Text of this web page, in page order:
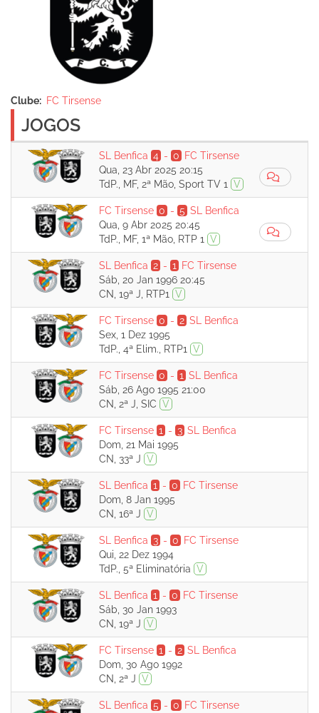
Clube FC Tirsense
JOGOS
SL Benfica 4 - 0
FC Tirsense
Qua, 23 Abr 2025 20:15
TdP., MF, 2ª Mão, Sport TV 1
V
FC Tirsense 0 - 5 SL Benfica
Qua, 9 Abr 2025 20:45
TdP., MF, 1ª Mão, RTP 1
V
SL Benfica 2 - 1
FC Tirsense
Sáb, 20 Jan 1996 20:45
CN, 19ª J, RTP1
V
FC Tirsense 0 - 2 SL Benfica
Sex, 1 Dez 1995
TdP., 4ª Elim., RTP1
V
FC Tirsense 0 - 1 SL Benfica
Sáb, 26 Ago 1995 21:00
CN, 2ª J, SIC V
FC Tirsense 1 - 3 SL Benfica
Dom, 21 Mai 1995
CN, 33ª J V
SL Benfica 1 - 0
FC Tirsense
Dom, 8 Jan 1995
CN, 16ª J V
SL Benfica 3 - 0
FC Tirsense
Qui, 22 Dez 1994
TdP., 5ª Eliminatória V
SL Benfica 1 - 0
FC Tirsense
Sáb, 30 Jan 1993
CN, 19ª J V
FC Tirsense 1 - 2 SL Benfica
Dom, 30 Ago 1992
CN, 2ª J V
SL Benfica 5 - 0
FC Tirsense